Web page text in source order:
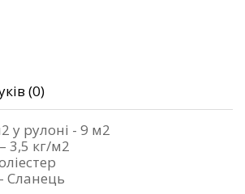
(0)
у рулоні - 9 м2
3,5 кг/м2
Сланець